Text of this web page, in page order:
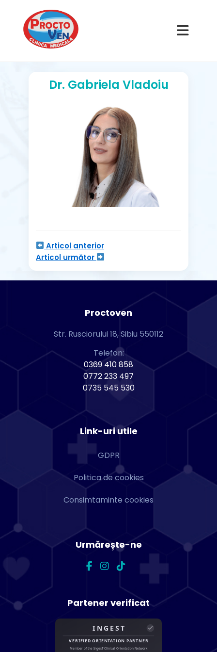
Dr. Gabriela Vladoiu
Articol anterior
Articol următor
Proctoven
Str. Rusciorului 18, Sibiu 550112
Telefon:
0369 410 858
0772 233 497
0735 545 530
Link-uri utile
GDPR
Politica de cookies
Consimtaminte cookies
Urmărește-ne
Partener verificat